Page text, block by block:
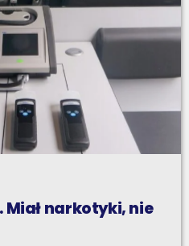
Miał narkotyki, nie